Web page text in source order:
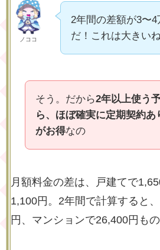
ノココ
2年間の差額が3〜
だ！これは大きいね
そう。だから2年以上使う
ら、ほぼ確実に定期契約あ
がお得なの
月額料金の差は、戸建てで
1,100円。2年間で計算すると
円、マンションで26,400円も